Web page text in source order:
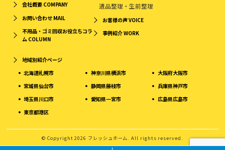
会社概要 COMPANY
お問い合わせ MAIL
不用品・ゴミ回収お役立ちコラ
ム COLUMN
遺品整理・生前整理
お客様の声VOICE
事例紹介WORK
地域別紹介ページ
北海道札幌市
宮城県仙台市
埼玉県川口市
東京都港区
神奈川県横浜市
静岡県藤枝市
愛知県一宮市
大阪府大阪市
兵庫県神戸市
広島県広島市
© Copyright 2026 フレッシュホーム. All rights reserved.